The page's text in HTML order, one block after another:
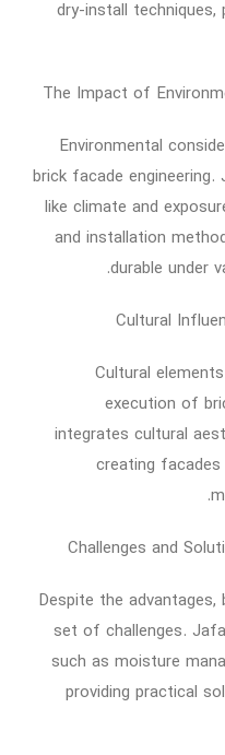
dry-install techniques,
The Impact of
Environmental
brick facade
like climate and
and installation
durable under
Cultural
Cultural
execution of
integrates cultural
creating
Challenges and
Despite the
set of challenges.
such as moisture
providing practical